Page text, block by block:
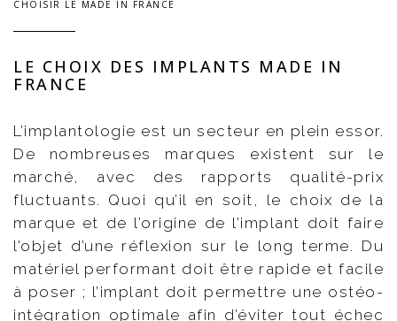
CHOISIR LE MADE IN FRANCE
LE CHOIX DES IMPLANTS MADE IN
FRANCE
L’implantologie est un secteur en plein essor.
De nombreuses marques existent sur le
marché, avec des rapports qualité-prix
fluctuants. Quoi qu’il en soit, le choix de la
marque et de l’origine de l’implant doit faire
l’objet d’une réflexion sur le long terme. Du
matériel performant doit être rapide et facile
à poser ; l’implant doit permettre une ostéo-
intégration optimale afin d’éviter tout échec